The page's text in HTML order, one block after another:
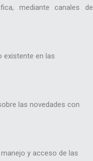
mediante canales de
existente en las
las novedades con
y acceso de las